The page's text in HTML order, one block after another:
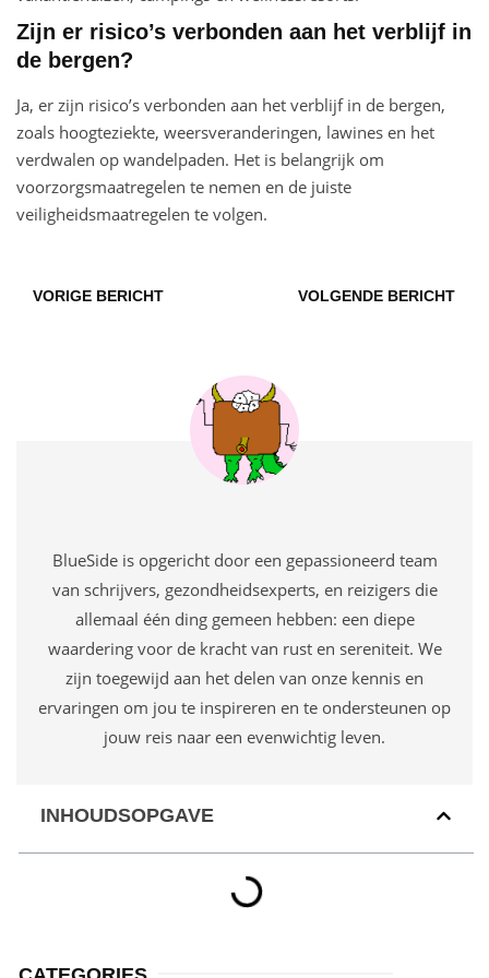
Zijn er risico’s verbonden aan het verblijf in
de bergen?
Ja, er zijn risico’s verbonden aan het verblijf in de bergen,
zoals hoogteziekte, weersveranderingen, lawines en het
verdwalen op wandelpaden. Het is belangrijk om
voorzorgsmaatregelen te nemen en de juiste
veiligheidsmaatregelen te volgen.
VORIGE BERICHT VOLGENDE BERICHT
BlueSide is opgericht door een gepassioneerd team
van schrijvers, gezondheidsexperts, en reizigers die
allemaal één ding gemeen hebben: een diepe
waardering voor de kracht van rust en sereniteit. We
zijn toegewijd aan het delen van onze kennis en
ervaringen om jou te inspireren en te ondersteunen op
jouw reis naar een evenwichtig leven.
INHOUDSOPGAVE